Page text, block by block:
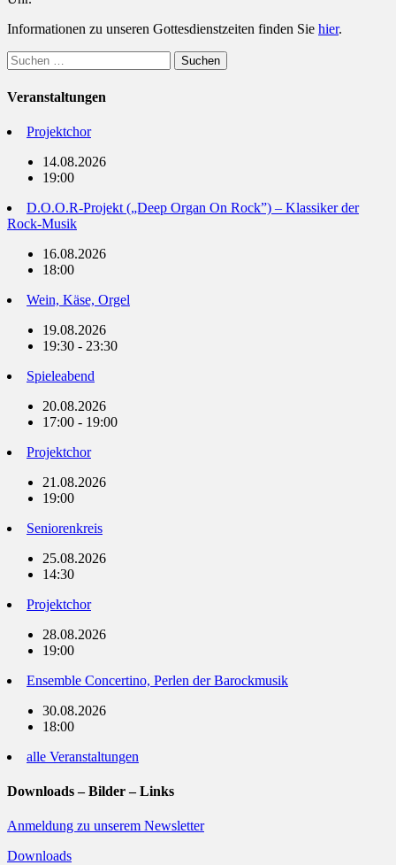
Informationen zu unseren Gottesdienstzeiten finden Sie hier.
Suchen
nach:
Veranstaltungen
Projektchor
14.08.2026
19:00
D.O.O.R-Projekt („Deep Organ On Rock”) – Klassiker der
Rock-Musik
16.08.2026
18:00
Wein, Käse, Orgel
19.08.2026
19:30 - 23:30
Spieleabend
20.08.2026
17:00 - 19:00
Projektchor
21.08.2026
19:00
Seniorenkreis
25.08.2026
14:30
Projektchor
28.08.2026
19:00
Ensemble Concertino, Perlen der Barockmusik
30.08.2026
18:00
alle Veranstaltungen
Downloads – Bilder – Links
Anmeldung zu unserem Newsletter
Downloads